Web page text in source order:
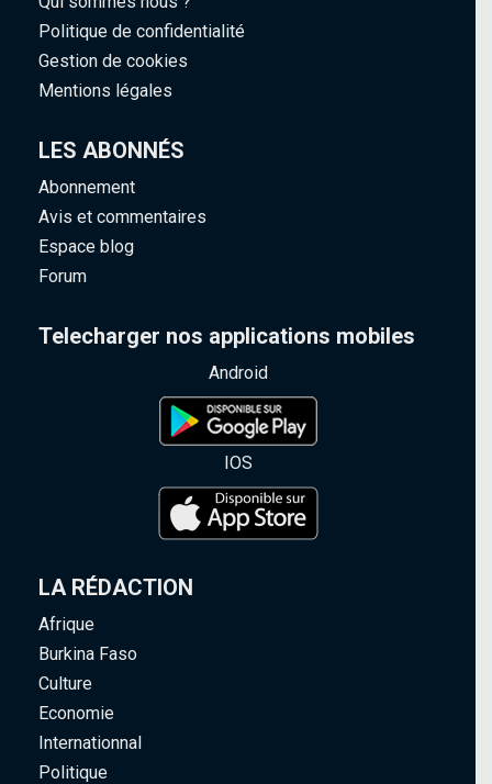
Politique de confidentialité
Gestion de cookies
Mentions légales
LES ABONNÉS
Abonnement
Avis et commentaires
Espace blog
Forum
Telecharger nos applications mobiles
Android
IOS
LA RÉDACTION
Afrique
Burkina Faso
Culture
Economie
Internationnal
Politique